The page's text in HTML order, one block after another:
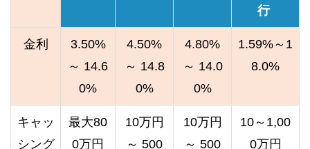
行
金利
3.50%
～ 14.6
0%
4.50%
～ 14.8
0%
4.80%
～ 14.0
0%
1.59%～1
8.0%
キャッ
シング
最大80
0万円
10万円
～ 500
10万円
～ 500
10～1,00
0万円